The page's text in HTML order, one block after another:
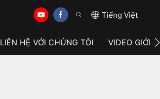
Tiếng Việt
LIÊN HỆ VỚI CHÚNG TÔI VIDEO GIỚI